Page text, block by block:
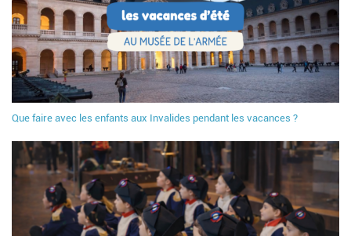
Que faire avec les enfants aux Invalides pendant les vacances ?